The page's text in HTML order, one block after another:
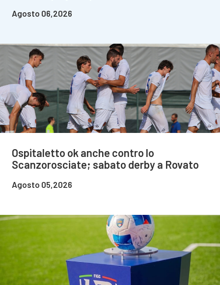
Agosto 06,2026
Ospitaletto ok anche contro lo
Scanzorosciate; sabato derby a Rovato
Agosto 05,2026